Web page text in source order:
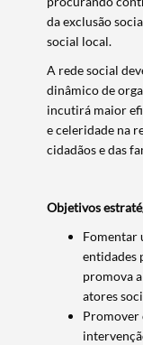
da exclusão
social local.
A rede social
dinâmico de
incutirá maior
e celeridade na
cidadãos e das
Objetivos
Fomentar
entidades
promova
atores
Promover